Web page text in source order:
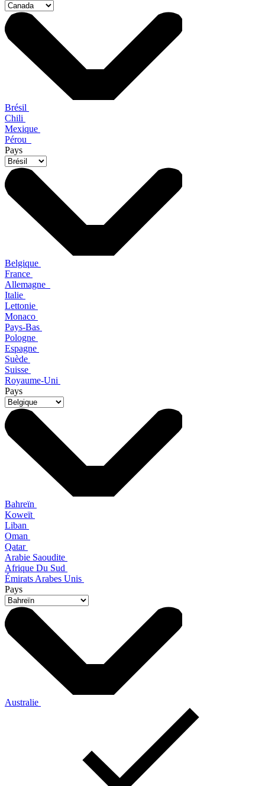
Brésil
Chili
Mexique
Pérou
Pays
Belgique
France
Allemagne
Italie
Lettonie
Monaco
Pays-Bas
Pologne
Espagne
Suède
Suisse
Royaume-Uni
Pays
Bahreïn
Koweït
Liban
Oman
Qatar
Arabie Saoudite
Afrique Du Sud
Émirats Arabes Unis
Pays
Australie